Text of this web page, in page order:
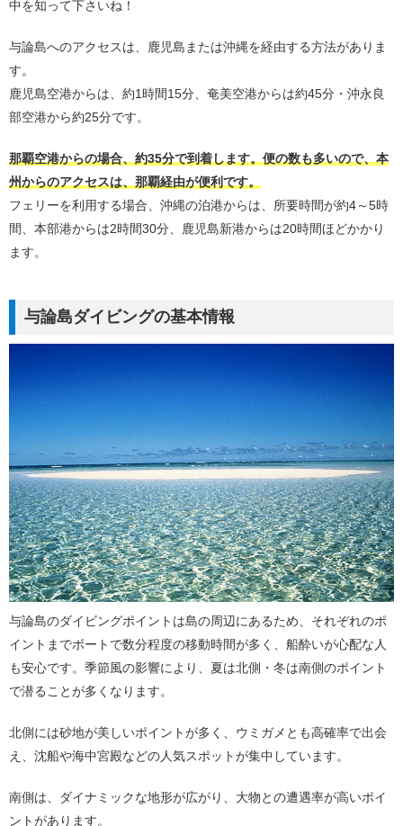
中を知って下さいね！
与論島へのアクセスは、鹿児島または沖縄を経由する方法がありま
す。
鹿児島空港からは、約1時間15分、奄美空港からは約45分・沖永良
部空港から約25分です。
那覇空港からの場合、約35分で到着します。便の数も多いので、本
州からのアクセスは、那覇経由が便利です。
フェリーを利用する場合、沖縄の泊港からは、所要時間が約4～5時
間、本部港からは2時間30分、鹿児島新港からは20時間ほどかかり
ます。
与論島ダイビングの基本情報
与論島のダイビングポイントは島の周辺にあるため、それぞれのポ
イントまでボートで数分程度の移動時間が多く、船酔いが心配な人
も安心です。季節風の影響により、夏は北側・冬は南側のポイント
で潜ることが多くなります。
北側には砂地が美しいポイントが多く、ウミガメとも高確率で出会
え、沈船や海中宮殿などの人気スポットが集中しています。
南側は、ダイナミックな地形が広がり、大物との遭遇率が高いポイ
ントがあります。